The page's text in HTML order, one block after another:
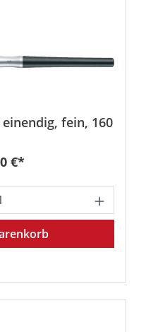
fein, 160
Preis:
€*
Gib den